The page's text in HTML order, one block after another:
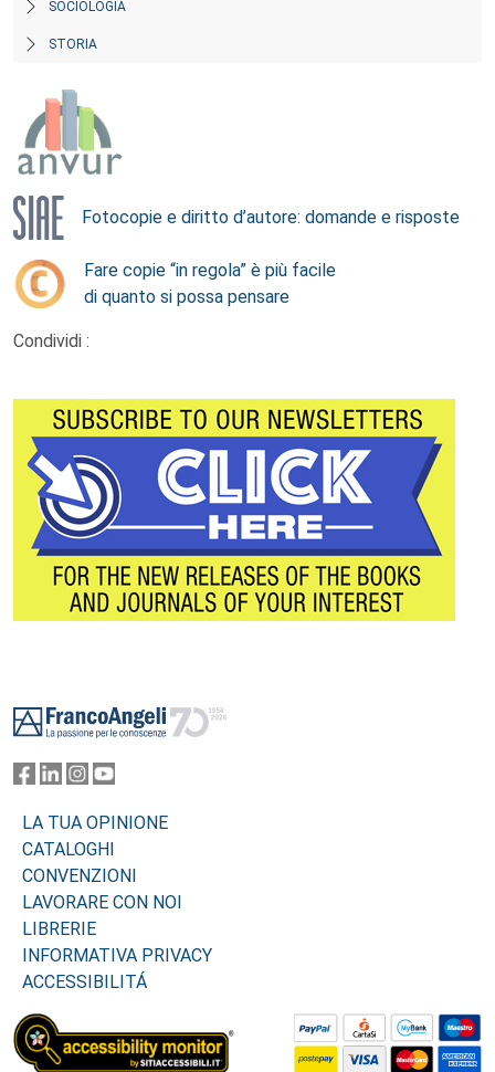
SOCIOLOGIA
STORIA
Fotocopie e diritto d’autore: domande e risposte
Fare copie “in regola” è più facile
di quanto si possa pensare
Condividi :
LA TUA OPINIONE
CATALOGHI
CONVENZIONI
LAVORARE CON NOI
LIBRERIE
INFORMATIVA PRIVACY
ACCESSIBILITÁ